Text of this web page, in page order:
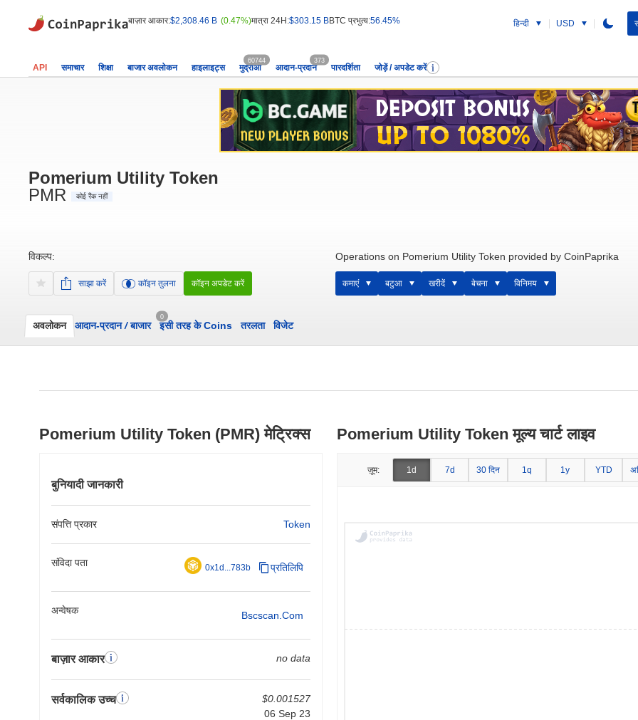
बाज़ार आकार:$2,308.46 B (0.47%)मात्रा 24H:$303.15 BBTC प्रभुत्व:56.45% हिन्दी USD
API समाचार शिक्षा बाजार अवलोकन हाइलाइट्स मुद्राओं
60744
आदान-प्रदान
373
पारदर्शिता जोड़ें / अपडेट करें
Pomerium Utility Token
PMR
कोई रैंक नहीं
विकल्प:
साझा करें कॉइन तुलना कॉइन अपडेट करें
Operations on Pomerium Utility Token provided by CoinPaprika
कमाएं बटुआ खरीदें बेचना विनिमय
अवलोकन आदान-प्रदान/बाजार
0
इसी तरह के Coins तरलता विजेट
Pomerium Utility Token (PMR) मेट्रिक्स
बुनियादी जानकारी
संपत्ति प्रकार Token
संविदा पता 0x1d...783b प्रतिलिपि
अन्वेषक Bscscan.com
बाज़ार आकार no data
सर्वकालिक उच्च
$0.001527
06 Sep 23
Pomerium Utility Token मूल्य चार्ट लाइव
ज़ूम: 1d 7d 30 दिन 1q 1y YTD